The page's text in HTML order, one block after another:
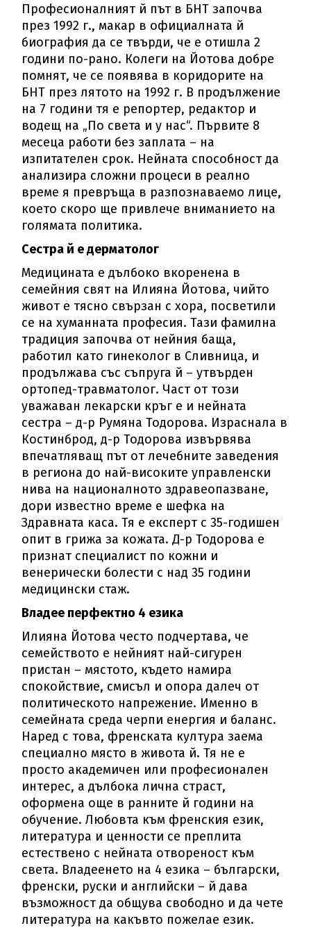
Професионалният й път в БНТ започва
през 1992 г., макар в официалната й
биография да се твърди, че е отишла 2
години по-рано. Колеги на Йотова добре
помнят, че се появява в коридорите на
БНТ през лятото на 1992 г. В продължение
на 7 години тя е репортер, редактор и
водещ на „По света и у нас“. Първите 8
месеца работи без заплата – на
изпитателен срок. Нейната способност да
анализира сложни процеси в реално
време я превръща в разпознаваемо лице,
което скоро ще привлече вниманието на
голямата политика.
Сестра й е дерматолог
Медицината е дълбоко вкоренена в
семейния свят на Илияна Йотова, чийто
живот е тясно свързан с хора, посветили
се на хуманната професия. Тази фамилна
традиция започва от нейния баща,
работил като гинеколог в Сливница, и
продължава със съпруга й – утвърден
ортопед-травматолог. Част от този
уважаван лекарски кръг е и нейната
сестра – д-р Румяна Тодорова. Израснала в
Костинброд, д-р Тодорова извървява
впечатляващ път от лечебните заведения
в региона до най-високите управленски
нива на националното здравеопазване,
дори известно време е шефка на
Здравната каса. Тя е експерт с 35-годишен
опит в грижа за кожата. Д-р Тодорова е
признат специалист по кожни и
венерически болести с над 35 години
медицински стаж.
Владее перфектно 4 езика
Илияна Йотова често подчертава, че
семейството е нейният най-сигурен
пристан – мястото, където намира
спокойствие, смисъл и опора далеч от
политическото напрежение. Именно в
семейната среда черпи енергия и баланс.
Наред с това, френската култура заема
специално място в живота й. Тя не е
просто академичен или професионален
интерес, а дълбока лична страст,
оформена още в ранните й години на
обучение. Любовта към френския език,
литература и ценности се преплита
естествено с нейната отвореност към
света. Владеенето на 4 езика – български,
френски, руски и английски – й дава
възможност да общува свободно и да чете
литература на какъвто пожелае език.